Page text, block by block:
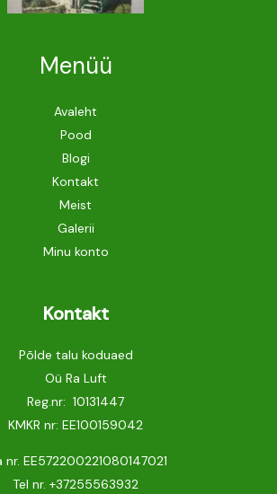
Menüü
Avaleht
Pood
Blogi
Kontakt
Meist
Galerii
Minu konto
Kontakt
Põlde talu koduaed
Oü Ra Luft
Reg.nr: 10131447
KMKR nr: EE100159042
nr. EE572200221080147021
Tel nr. +37255563932